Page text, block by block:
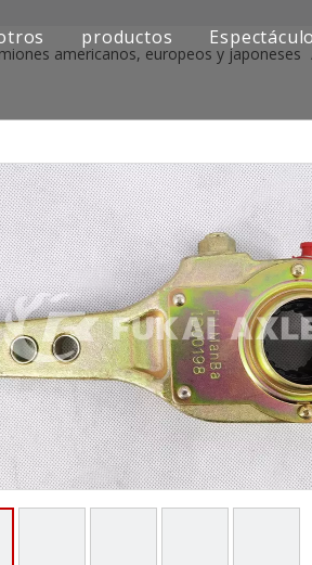
productos
Serie de camiones SAIC-
Serie de camiones
Serie de camiones FAW
Serie de camiones
Serie de camiones
Piezas de repuesto para
Otra serie de camiones
americanos, europeos y japoneses